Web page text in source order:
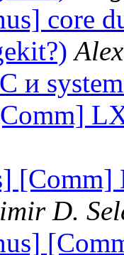
core
и
[Comm]
D.